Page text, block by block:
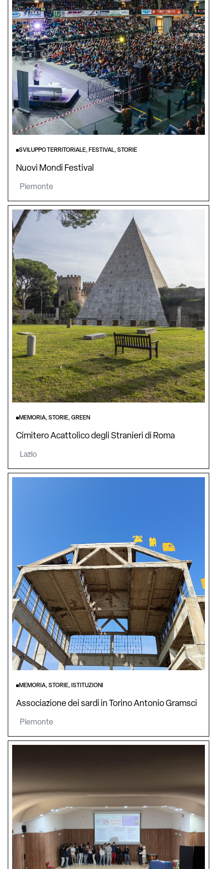
SVILUPPO TERRITORIALE, FESTIVAL, STORIE
Nuovi Mondi Festival
Piemonte
MEMORIA, STORIE, GREEN
Cimitero Acattolico degli Stranieri di Roma
Lazio
MEMORIA, STORIE, ISTITUZIONI
Associazione dei sardi in Torino Antonio Gramsci
Piemonte